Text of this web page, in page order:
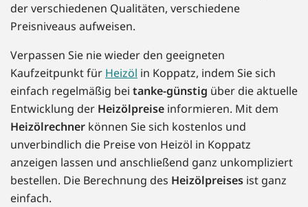
der verschiedenen Qualitäten, verschiedene
Preisniveaus aufweisen.
Verpassen Sie nie wieder den geeigneten
Kaufzeitpunkt für Heizöl in Koppatz, indem Sie sich
einfach regelmäßig bei tanke-günstig über die aktuelle
Entwicklung der Heizölpreise informieren. Mit dem
Heizölrechner können Sie sich kostenlos und
unverbindlich die Preise von Heizöl in Koppatz
anzeigen lassen und anschließend ganz unkompliziert
bestellen. Die Berechnung des Heizölpreises ist ganz
einfach.